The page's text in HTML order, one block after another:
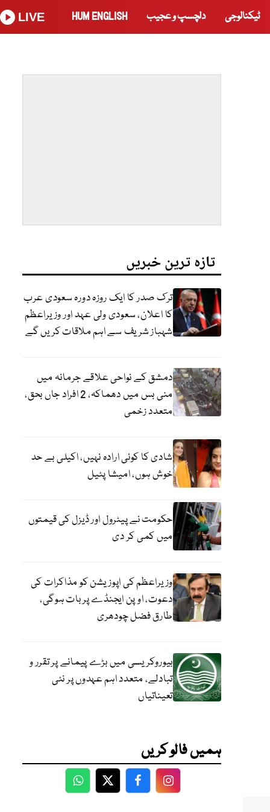
ٹیکنالوجی دلچسپ و عجیب HUM ENGLISH
LIVE
تازہ ترین خبریں
ترک صدر کا ایک روزہ دورہ سعودی عرب
کا اعلان، سعودی ولی عہد اور وزیراعظم
شہباز شریف سے اہم ملاقات کریں گے
دمشق کے نواحی علاقے جرمانہ میں
منی بس میں دھماکہ، 2 افراد جاں بحق،
متعدد زخمی
شادی کا کوئی ارادہ نہیں، اکیلی بے حد
خوش ہوں، امیشا پٹیل
حکومت نے پیٹرول اور ڈیزل کی قیمتوں
میں کمی کر دی
وزیراعظم کی اپوزیشن کو مذاکرات کی
دعوت، اوپن ایجنڈے پر بات ہوگی،
طارق فضل چودھری
بیوروکریسی میں بڑے پیمانے پر تقرر و
تبادلے، متعدد اہم عہدوں پر نئی
تعیناتیاں
ہمیں فالو کریں
WhatsApp
TwitterFacebookFacebook